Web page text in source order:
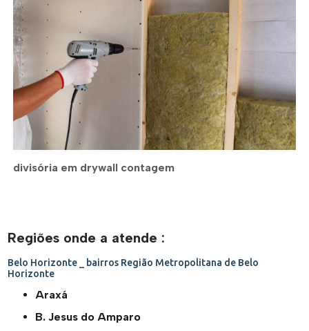
divisória em drywall contagem
Regiões onde a atende :
Belo Horizonte _ bairros Região Metropolitana de Belo
Horizonte
Araxá
B. Jesus do Amparo